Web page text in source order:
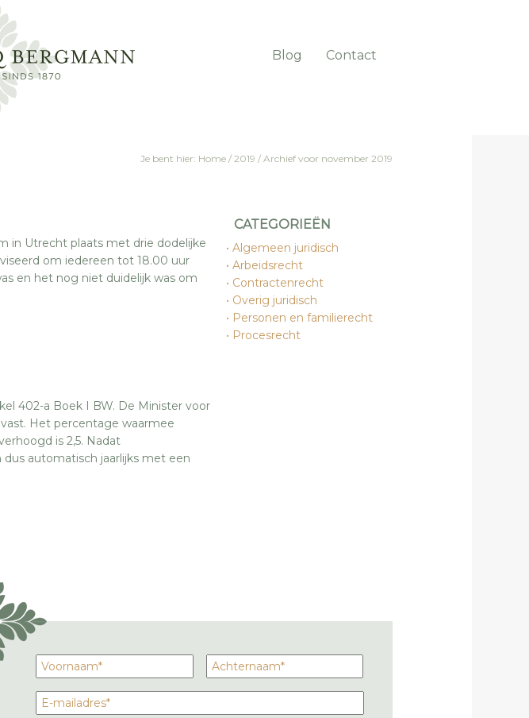
Blog Contact
Je bent hier: Home / 2019 / Archief voor november 2019
in Utrecht plaats met drie dodelijke
om iedereen tot 18.00 uur
en het nog niet duidelijk was om
402-a Boek I BW. De Minister voor
Het percentage waarmee
is 2,5. Nadat
automatisch jaarlijks met een
CATEGORIEËN
Algemeen juridisch
Arbeidsrecht
Contractenrecht
Overig juridisch
Personen en familierecht
Procesrecht